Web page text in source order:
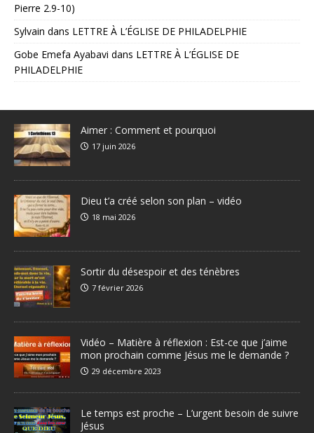
Pierre 2.9-10)
Sylvain dans LETTRE À L’ÉGLISE DE PHILADELPHIE
Gobe Emefa Ayabavi dans LETTRE À L’ÉGLISE DE
PHILADELPHIE
Aimer : Comment et pourquoi
17 juin 2026
Dieu t’a créé selon son plan – vidéo
18 mai 2026
Sortir du désespoir et des ténèbres
7 février 2026
Vidéo – Matière à réflexion : Est-ce que j’aime
mon prochain comme Jésus me le demande ?
29 décembre 2023
Le temps est proche – L’urgent besoin de suivre
Jésus